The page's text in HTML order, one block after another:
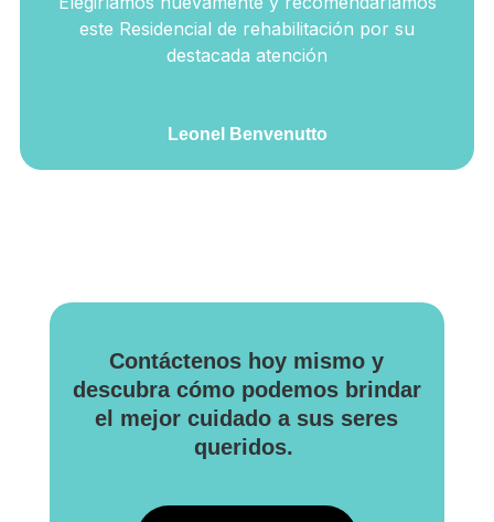
este Residencial de rehabilitación por su
destacada atención
Leonel Benvenutto
Contáctenos hoy mismo y
descubra cómo podemos brindar
el mejor cuidado a sus seres
queridos.